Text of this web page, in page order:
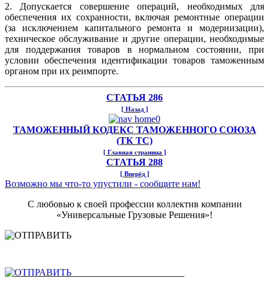
2. Допускается совершение операций, необходимых для
обеспечения их сохранности, включая ремонтные операции
(за исключением капитального ремонта и модернизации),
техническое обслуживание и другие операции, необходимые
для поддержания товаров в нормальном состоянии, при
условии обеспечения идентификации товаров таможенным
органом при их реимпорте.
СТАТЬЯ 286
[ Назад ]
ТАМОЖЕННЫЙ КОДЕКС ТАМОЖЕННОГО СОЮЗА
(ТК ТС)
[ Главная страница ]
СТАТЬЯ 288
[ Вперёд ]
Возможно мы что-то упустили - сообщите нам!
С любовью к своей профессии коллектив компании
«Универсальные Грузовые Решения»!